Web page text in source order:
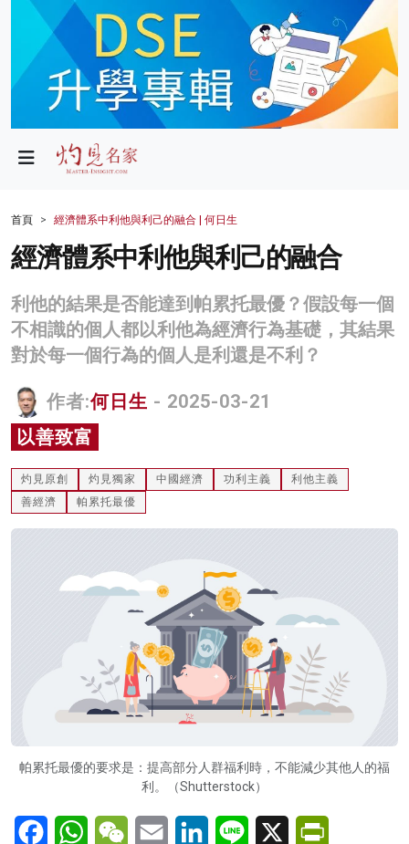
政局
財經
生活
商業
科技
影片
名家榜
灼見活動
關於我們
首頁 經濟體系中利他與利己的融合 | 何日生
經濟體系中利他與利己的融合
利他的結果是否能達到帕累托最優？假設每一個
不相識的個人都以利他為經濟行為基礎，其結果
對於每一個行為的個人是利還是不利？
作者:何日生 - 2025-03-21
以善致富
灼見原創 灼見獨家 中國經濟 功利主義
利他主義
善經濟
帕累托最優
帕累托最優的要求是：提高部分人群福利時，不能減少其他人的福
利。（Shutterstock）
FacebookWhatsAppWeChatEmail LinkedInLine X